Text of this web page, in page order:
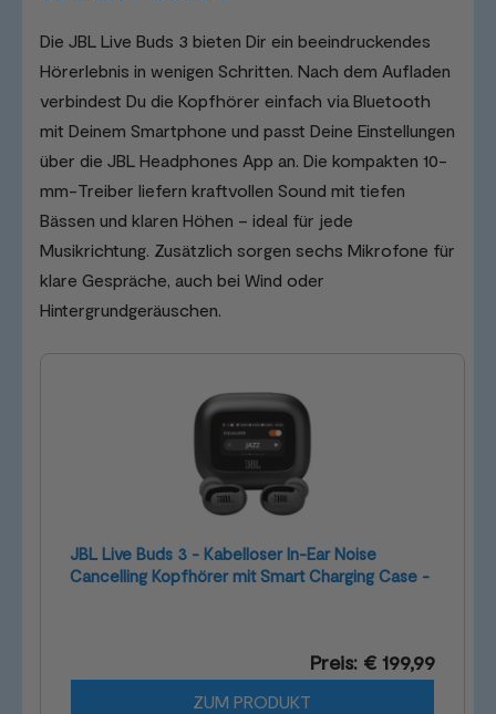
Die JBL Live Buds 3 bieten Dir ein beeindruckendes
Hörerlebnis in wenigen Schritten. Nach dem Aufladen
verbindest Du die Kopfhörer einfach via Bluetooth
mit Deinem Smartphone und passt Deine Einstellungen
über die JBL Headphones App an. Die kompakten 10-
mm-Treiber liefern kraftvollen Sound mit tiefen
Bässen und klaren Höhen – ideal für jede
Musikrichtung. Zusätzlich sorgen sechs Mikrofone für
klare Gespräche, auch bei Wind oder
Hintergrundgeräuschen.
JBL Live Buds 3 - Kabelloser In-Ear Noise
Cancelling Kopfhörer mit Smart Charging Case -
Preis: € 199,99
ZUM PRODUKT